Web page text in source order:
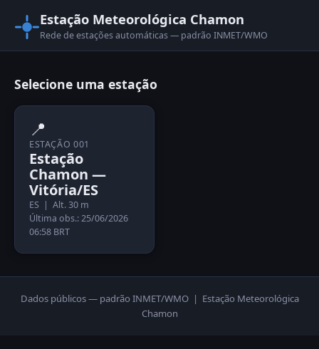
Estação Meteorológica Chamon
Rede de estações automáticas — padrão INMET/WMO
Selecione uma estação
📍
ESTAÇÃO 001
Estação
Chamon —
Vitória/ES
ES | Alt. 30 m
Última obs.: 25/06/2026
06:58 BRT
Dados públicos — padrão INMET/WMO | Estação Meteorológica
Chamon